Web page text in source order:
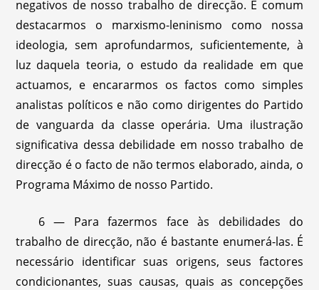
negativos de nosso trabalho de direcção. É comum
destacarmos o marxismo-leninismo como nossa
ideologia, sem aprofundarmos, suficientemente, à
luz daquela teoria, o estudo da realidade em que
actuamos, e encararmos os factos como simples
analistas políticos e não como dirigentes do Partido
de vanguarda da classe operária. Uma ilustração
significativa dessa debilidade em nosso trabalho de
direcção é o facto de não termos elaborado, ainda, o
Programa Máximo de nosso Partido.
6 — Para fazermos face às debilidades do
trabalho de direcção, não é bastante enumerá-las. É
necessário identificar suas origens, seus factores
condicionantes, suas causas, quais as concepções